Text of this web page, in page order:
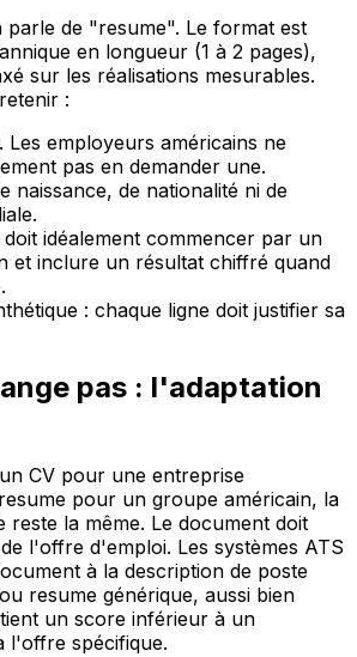
parle de "resume". Le format est
en longueur (1 à 2 pages),
sur les réalisations mesurables.
:
Les employeurs américains ne
pas en demander une.
naissance, de nationalité ni de
idéalement commencer par un
et inclure un résultat chiffré quand
: chaque ligne doit justifier sa
pas : l'adaptation
CV pour une entreprise
pour un groupe américain, la
reste la même. Le document doit
l'offre d'emploi. Les systèmes ATS
à la description de poste
resume générique, aussi bien
un score inférieur à un
l'offre spécifique.